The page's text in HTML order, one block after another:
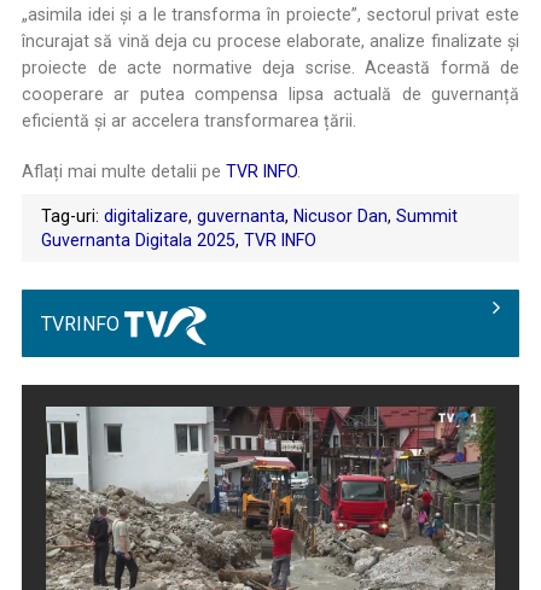
„asimila idei și a le transforma în proiecte”, sectorul privat este
încurajat să vină deja cu procese elaborate, analize finalizate și
proiecte de acte normative deja scrise. Această formă de
cooperare ar putea compensa lipsa actuală de guvernanță
eficientă și ar accelera transformarea țării.
Aflați mai multe detalii pe TVR INFO
Tag-uri: digitalizare, guvernanta, Nicusor Dan, Summit
Guvernanta Digitala 2025, TVR INFO
TVRINFO
Autoritățile încearcă să evalueze pagubele produse în
stațiunea Bușteni